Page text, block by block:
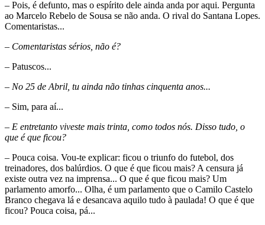
– Pois, é defunto, mas o espírito dele ainda anda por aqui. Pergunta
ao Marcelo Rebelo de Sousa se não anda. O rival do Santana Lopes.
Comentaristas...
– Comentaristas sérios, não é?
– Patuscos...
– No 25 de Abril, tu ainda não tinhas cinquenta anos...
– Sim, para aí...
– E entretanto viveste mais trinta, como todos nós. Disso tudo, o
que é que ficou?
– Pouca coisa. Vou-te explicar: ficou o triunfo do futebol, dos
treinadores, dos balúrdios. O que é que ficou mais? A censura já
existe outra vez na imprensa... O que é que ficou mais? Um
parlamento amorfo... Olha, é um parlamento que o Camilo Castelo
Branco chegava lá e desancava aquilo tudo à paulada! O que é que
ficou? Pouca coisa, pá...